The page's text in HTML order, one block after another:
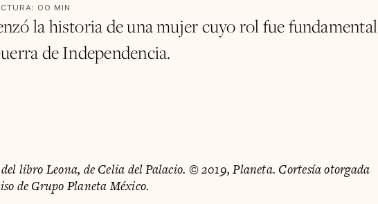
00 MIN
la historia de una mujer cuyo rol fue fundamental
de Independencia.
libro Leona, de Celia del Palacio. © 2019, Planeta. Cortesía otorgada
de Grupo Planeta México.